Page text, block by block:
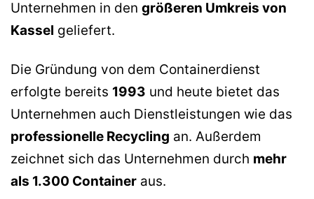
Unternehmen in den größeren Umkreis von
Kassel geliefert.
Die Gründung von dem Containerdienst
erfolgte bereits 1993 und heute bietet das
Unternehmen auch Dienstleistungen wie das
professionelle Recycling an. Außerdem
zeichnet sich das Unternehmen durch mehr
als 1.300 Container aus.